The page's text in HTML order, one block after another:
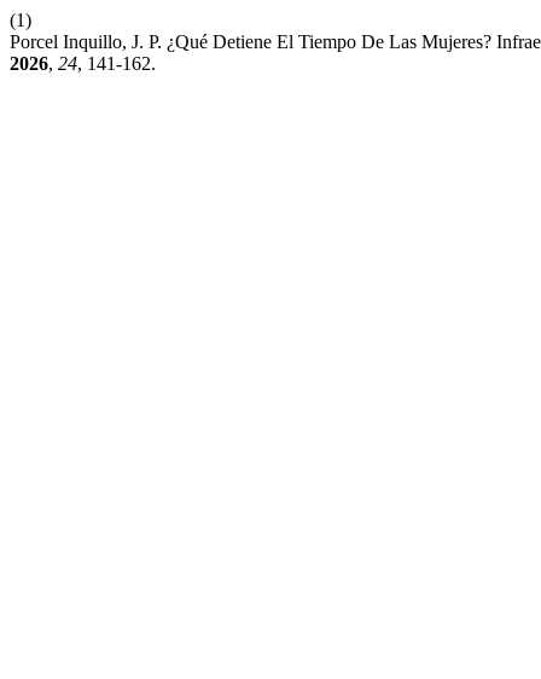
(1)
Porcel Inquillo, J. P. ¿Qué Detiene El Tiempo De Las Mujeres?
2026, 24, 141-162.